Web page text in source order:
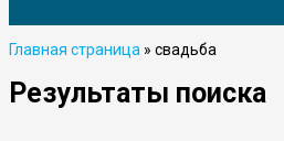
Главная страница » свадьба
Результаты поиска